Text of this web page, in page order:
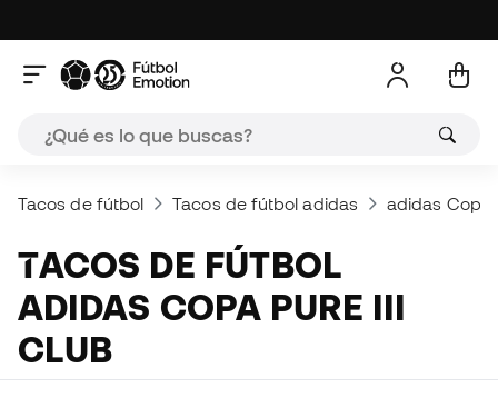
Tacos de fútbol Tacos de fútbol adidas adidas Copa
TACOS DE FÚTBOL
ADIDAS COPA PURE III
CLUB